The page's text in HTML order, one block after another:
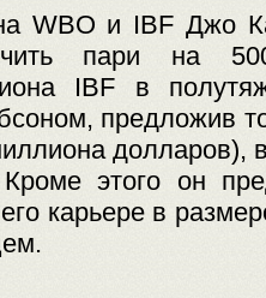
WBO и IBF Джо
пари на
IBF в
предложив
долларов),
Кроме этого он
карьере в